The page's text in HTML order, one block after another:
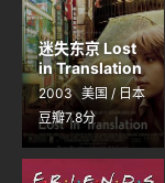
迷失东京 Lost
in Translation
2003 美国 / 日本
豆瓣7.8分